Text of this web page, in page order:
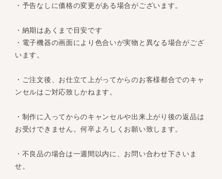
・予告なしに価格の変更がある場合がございます。
・納期はあくまで目安です
・電子機器の画面により色合いが実物と異なる場合がござ
います。
・ご注文後、お仕立て上がってからのお客様都合でのキャ
ンセルはご対応致しかねます。
・制作に入ってからのキャンセルや出来上がり後の返品は
お受けできません。何卒よろしくお願い致します。
・不良品の場合は一週間以内に、お問い合わせ下さいま
せ。